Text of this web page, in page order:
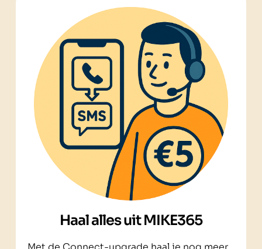
Haal alles uit MIKE365